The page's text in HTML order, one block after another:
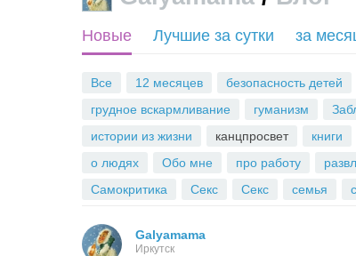
S
S
Новые Лучшие за сутки за
Все 12 месяцев безопасность детей
грудное вскармливание
гуманизм
истории из жизни
канцпросвет книги
о людях
Обо мне про работу
Самокритика
Секс Секс семья
Galyamama
Иркутск